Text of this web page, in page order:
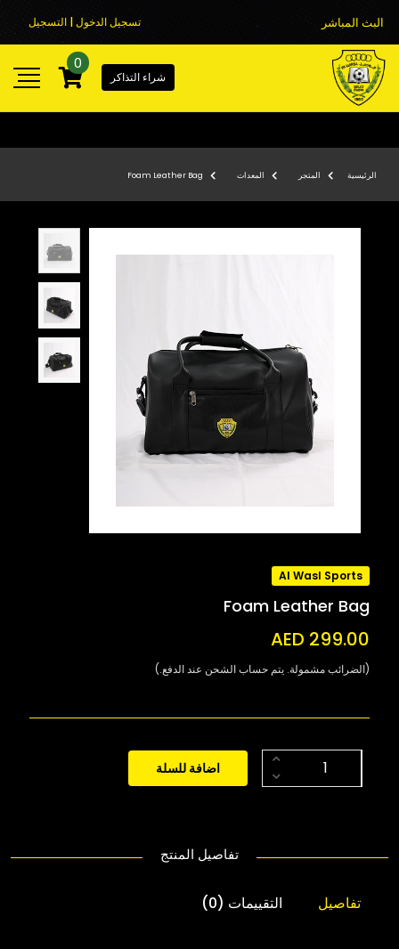
البث المباشر تسجيل الدخول | التسجيل
شراء التذاكر
0
الرئيسية المتجر المعدات Foam Leather Bag
Al Wasl Sports
Foam Leather Bag
AED 299.00
(الضرائب مشمولة. يتم حساب الشحن عند الدفع.)
اضافة للسلة
تفاصيل المنتج
تفاصيل التقييمات (0)